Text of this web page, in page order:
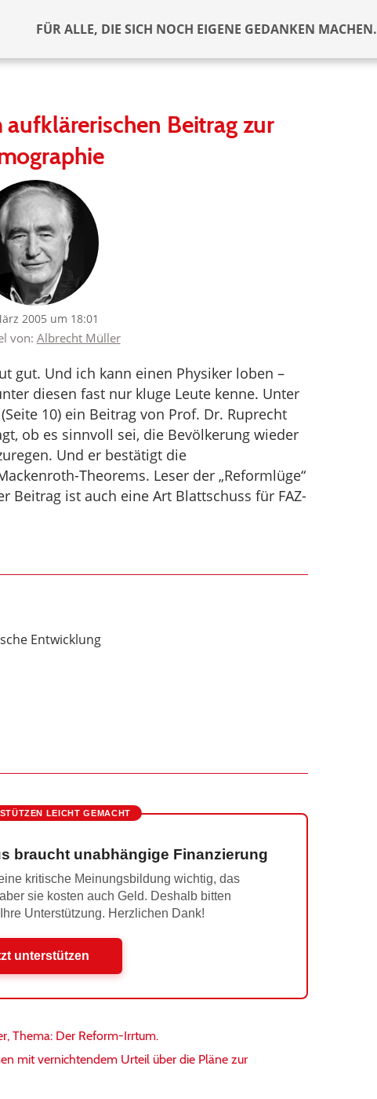
FÜR ALLE, DIE SICH NOCH EIGENE GEDANKEN MACHEN.
Beitrag zur
2005 um 18:01
von: Albrecht Müller
gut. Und ich kann einen Physiker loben –
diesen fast nur kluge Leute kenne. Unter
10) ein Beitrag von Prof. Dr. Ruprecht
ob es sinnvoll sei, die Bevölkerung wieder
Und er bestätigt die
Theorems. Leser der „Reformlüge“
Beitrag ist auch eine Art Blattschuss für FAZ-
Entwicklung
LEICHT GEMACHT
braucht unabhängige Finanzierung
kritische Meinungsbildung wichtig, das
sie kosten auch Geld. Deshalb bitten
Unterstützung. Herzlichen Dank!
unterstützen
Thema: Der Reform-Irrtum.
mit vernichtendem Urteil über die Pläne zur